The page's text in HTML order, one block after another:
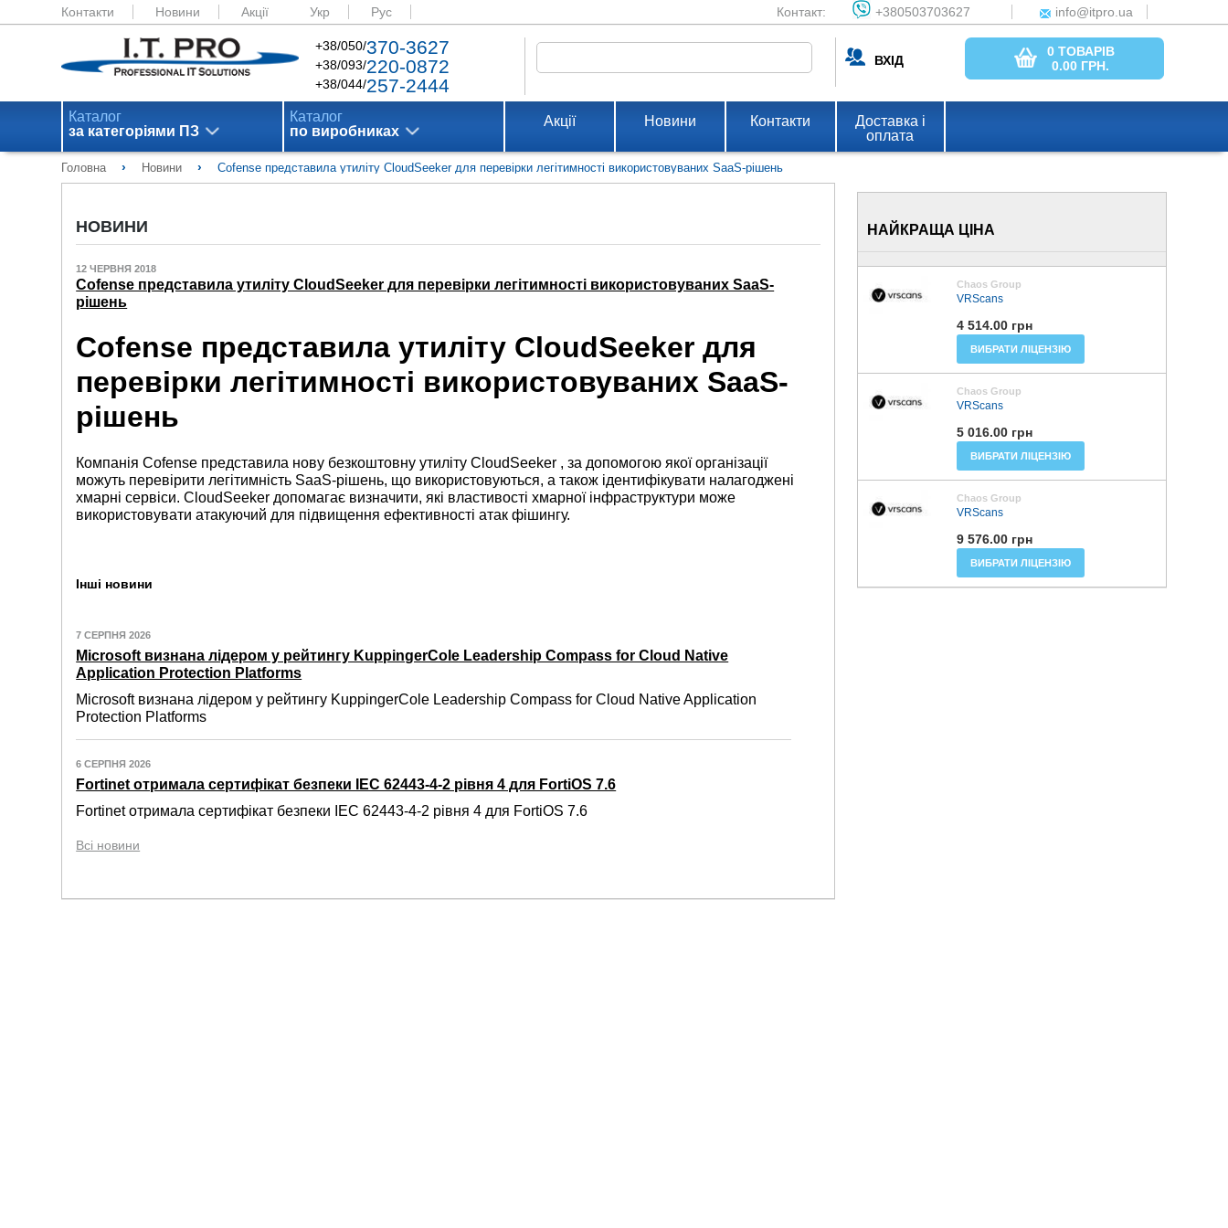
Контакти Новини Акції Укр Рус Контакт: +380503703627 info@itpro.ua
+38/050/370-3627
+38/093/220-0872
+38/044/257-2444
ВХІД
0 ТОВАРІВ
0.00 ГРН.
Каталог
за категоріями ПЗ
Каталог
по виробниках
Акції Новини Контакти
Доставка і
оплата
Головна › Новини › Cofense представила утиліту CloudSeeker для перевірки легітимності використовуваних SaaS-рішень
НОВИНИ
12 ЧЕРВНЯ 2018
Cofense представила утиліту CloudSeeker для перевірки легітимності використовуваних SaaS-
рішень
Cofense представила утиліту CloudSeeker для
перевірки легітимності використовуваних SaaS-
рішень
Компанія Cofense представила нову безкоштовну утиліту CloudSeeker , за допомогою якої організації
можуть перевірити легітимність SaaS-рішень, що використовуються, а також ідентифікувати налагоджені
хмарні сервіси. CloudSeeker допомагає визначити, які властивості хмарної інфраструктури може
використовувати атакуючий для підвищення ефективності атак фішингу.
Інші новини
7 СЕРПНЯ 2026
Microsoft визнана лідером у рейтингу KuppingerCole Leadership Compass for Cloud Native
Application Protection Platforms
Microsoft визнана лідером у рейтингу KuppingerCole Leadership Compass for Cloud Native Application
Protection Platforms
6 СЕРПНЯ 2026
Fortinet отримала сертифікат безпеки IEC 62443-4-2 рівня 4 для FortiOS 7.6
Fortinet отримала сертифікат безпеки IEC 62443-4-2 рівня 4 для FortiOS 7.6
Всі новини
НАЙКРАЩА ЦІНА
Chaos Group
VRScans
4 514.00 грн
ВИБРАТИ ЛІЦЕНЗІЮ
Chaos Group
VRScans
5 016.00 грн
ВИБРАТИ ЛІЦЕНЗІЮ
Chaos Group
VRScans
9 576.00 грн
ВИБРАТИ ЛІЦЕНЗІЮ